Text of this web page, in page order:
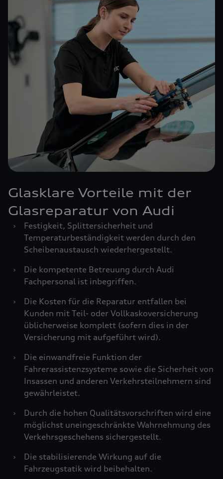
Glasklare Vorteile mit der
Glasreparatur von Audi
›
Festigkeit, Splittersicherheit und
Temperaturbeständigkeit werden durch den
Scheibenaustausch wiederhergestellt.
›
Die kompetente Betreuung durch Audi
Fachpersonal ist inbegriffen.
›
Die Kosten für die Reparatur entfallen bei
Kunden mit Teil- oder Vollkaskoversicherung
üblicherweise komplett (sofern dies in der
Versicherung mit aufgeführt wird).
›
Die einwandfreie Funktion der
Fahrerassistenzsysteme sowie die Sicherheit von
Insassen und anderen Verkehrsteilnehmern sind
gewährleistet.
›
Durch die hohen Qualitätsvorschriften wird eine
möglichst uneingeschränkte Wahrnehmung des
Verkehrsgeschehens sichergestellt.
›
Die stabilisierende Wirkung auf die
Fahrzeugstatik wird beibehalten.